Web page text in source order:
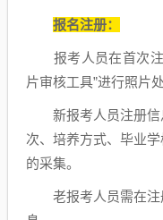
报名注册：
报考人员在首次注
片审核工具”进行照片
新报考人员注册信
次、培养方式、毕业
的采集。
老报考人员需在注